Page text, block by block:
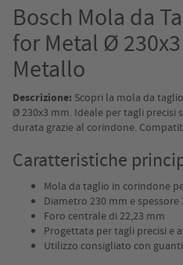
Bosch Mola da
for Metal Ø
Metallo
Descrizione: Scopri la mola da
Ø 230x3 mm. Ideale per tagli
durata grazie al corindone.
Caratteristiche
Mola da taglio in corindone
Diametro 230 mm e spessore
Foro centrale di 22,23 mm
Progettata per tagli precisi e
Utilizzo consigliato con